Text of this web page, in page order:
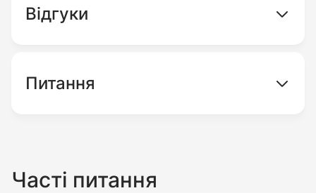
можете купить дисковую борону
Відгуки
Питання
Часті питання